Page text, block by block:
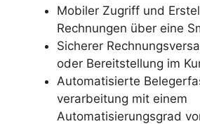
Mobiler Zugriff und
Rechnungen über eine
Sicherer
oder Bereitstellung im
Automatisierte
verarbeitung mit einem
Automatisierungsgrad